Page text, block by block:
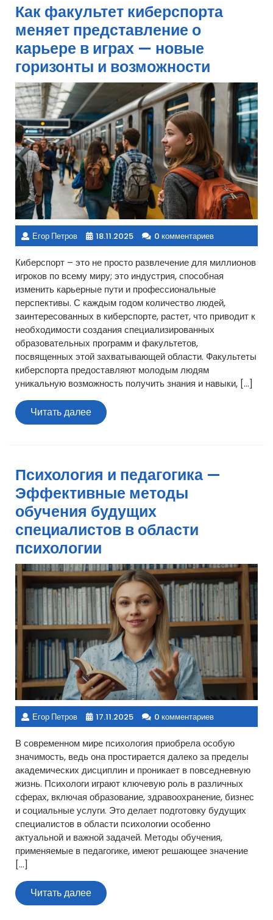
Как факультет киберспорта
меняет представление о
карьере в играх — новые
горизонты и возможности
Егор Петров 18.11.2025 0 комментариев
Киберспорт – это не просто развлечение для миллионов
игроков по всему миру; это индустрия, способная
изменить карьерные пути и профессиональные
перспективы. С каждым годом количество людей,
заинтересованных в киберспорте, растет, что приводит к
необходимости создания специализированных
образовательных программ и факультетов,
посвященных этой захватывающей области. Факультеты
киберспорта предоставляют молодым людям
уникальную возможность получить знания и навыки, […]
Читать далееЧитать
далее
Психология и педагогика —
Эффективные методы
обучения будущих
специалистов в области
психологии
Егор Петров 17.11.2025 0 комментариев
В современном мире психология приобрела особую
значимость, ведь она простирается далеко за пределы
академических дисциплин и проникает в повседневную
жизнь. Психологи играют ключевую роль в различных
сферах, включая образование, здравоохранение, бизнес
и социальные услуги. Это делает подготовку будущих
специалистов в области психологии особенно
актуальной и важной задачей. Методы обучения,
применяемые в педагогике, имеют решающее значение
[…]
Читать далееЧитать
далее